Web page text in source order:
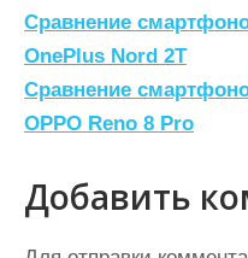
Н
а
в
и
г
а
Сравнение
OnePlus Nord 2T
Сравнение
OPPO Reno 8 Pro
Добавить